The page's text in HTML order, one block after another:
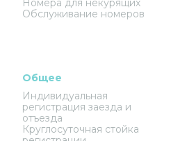
Номера для некурящих
Обслуживание номеров
Общее
Индивидуальная
регистрация заезда и
отъезда
Круглосуточная стойка